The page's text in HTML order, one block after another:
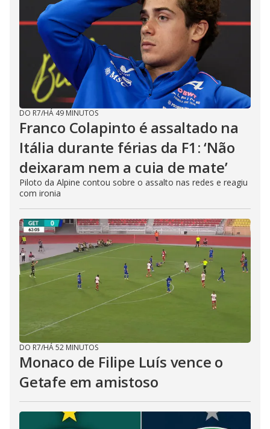
DO R7/HÁ 49 MINUTOS
Franco Colapinto é assaltado na
Itália durante férias da F1: ‘Não
deixaram nem a cuia de mate’
Piloto da Alpine contou sobre o assalto nas redes e reagiu
com ironia
DO R7/HÁ 52 MINUTOS
Monaco de Filipe Luís vence o
Getafe em amistoso